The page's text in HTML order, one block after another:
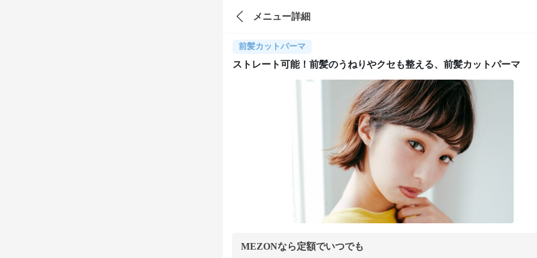
メニュー詳細
前髪カットパーマ
ストレート可能！前髪のうねりやクセも整える、前髪カットパーマ
MEZONなら定額でいつでも